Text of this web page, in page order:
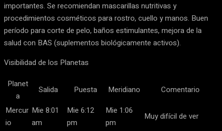
importantes. Se recomiendan mascarillas nutritivas y
procedimientos cosméticos para rostro, cuello y manos. Buen
período para corte de pelo, baños estimulantes, mejora de la
salud con BAS (suplementos biológicamente activos).
Visibilidad de los Planetas
Planet
a
Salida Puesta Meridiano
Comentario
Mercur
io
Mie 8:01
am
Mie 6:12
pm
Mie 1:06
pm
Muy difícil de ver